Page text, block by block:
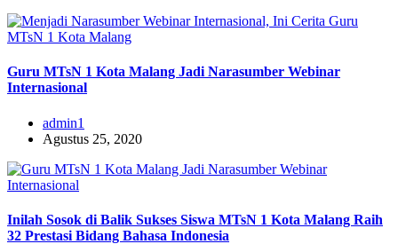
Guru MTsN 1 Kota Malang Jadi Narasumber Webinar
Internasional
admin1
Agustus 25, 2020
Inilah Sosok di Balik Sukses Siswa MTsN 1 Kota Malang Raih
32 Prestasi Bidang Bahasa Indonesia